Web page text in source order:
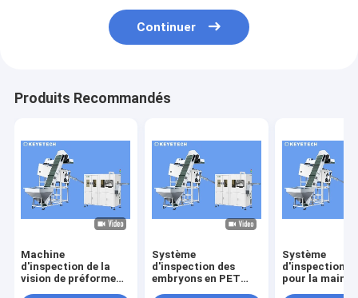
Continuer
Produits Recommandés
Machine
d'inspection de la
vision de préforme
Système
d'inspection des
embryons en PET
Système
d'inspection
pour la